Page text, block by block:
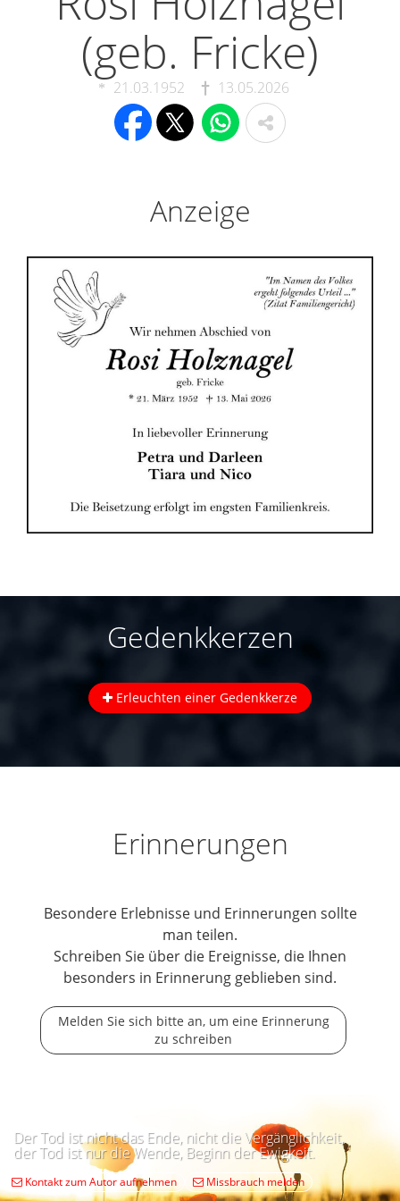
(geb. Fricke)
21.03.1952 13.05.2026
Anzeige
Gedenkkerzen
Erleuchten einer Gedenkkerze
Erinnerungen
Besondere Erlebnisse und Erinnerungen sollte
man teilen.
Schreiben Sie über die Ereignisse, die Ihnen
besonders in Erinnerung geblieben sind.
Melden Sie sich bitte an, um eine Erinnerung
zu schreiben
Der Tod ist nicht das Ende, nicht die Vergänglichkeit,
der Tod ist nur die Wende, Beginn der Ewigkeit.
Kontakt zum Autor aufnehmen Missbrauch melden